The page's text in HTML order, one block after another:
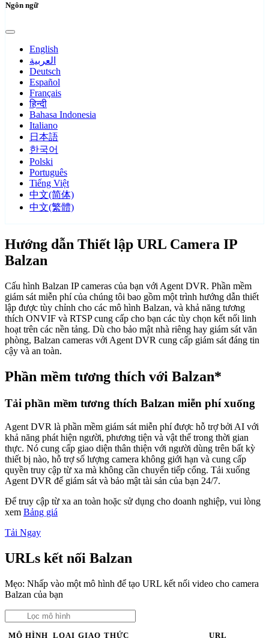
Ngôn ngữ
English
العربية
Deutsch
Español
Français
हिन्दी
Bahasa Indonesia
Italiano
日本語
한국어
Polski
Português
Tiếng Việt
中文(简体)
中文(繁體)
Hướng dẫn Thiết lập URL Camera IP
Balzan
Cấu hình Balzan IP cameras của bạn với Agent DVR. Phần mềm
giám sát miễn phí của chúng tôi bao gồm một trình hướng dẫn thiết
lập được tùy chỉnh cho các mô hình Balzan, và khả năng tương
thích ONVIF và RTSP cung cấp cho bạn các tùy chọn kết nối linh
hoạt trên các nền tảng. Dù cho bảo mật nhà riêng hay giám sát văn
phòng, Balzan cameras với Agent DVR cung cấp giám sát đáng tin
cậy và an toàn.
Phần mềm tương thích với Balzan*
Tải phần mềm tương thích Balzan miễn phí xuống
Agent DVR là phần mềm giám sát miễn phí được hỗ trợ bởi AI với
khả năng phát hiện người, phương tiện và vật thể trong thời gian
thực. Nó cung cấp giao diện thân thiện với người dùng trên bất kỳ
thiết bị nào, hỗ trợ số lượng camera không giới hạn và cung cấp
quyền truy cập từ xa mà không cần chuyển tiếp cổng. Tải xuống
Agent DVR để giám sát và bảo mật tài sản của bạn 24/7.
Để truy cập từ xa an toàn hoặc sử dụng cho doanh nghiệp, vui lòng
xem Bảng giá
Tải Ngay
URLs kết nối Balzan
Mẹo: Nhấp vào một mô hình để tạo URL kết nối video cho camera
Balzan của bạn
MÔ HÌNH LOẠI GIAO THỨC URL